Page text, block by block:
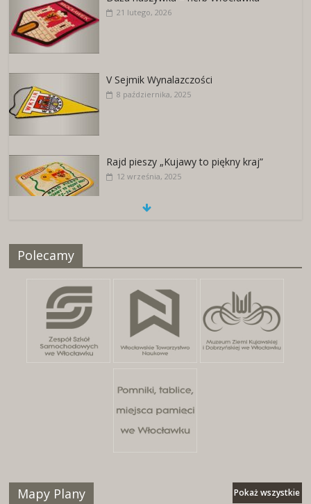
21 lutego, 2026
V Sejmik Wynalazczości
8 października, 2025
Rajd pieszy „Kujawy to piękny kraj”
12 września, 2025
Polecamy
Mapy Plany Pokaż wszystkie